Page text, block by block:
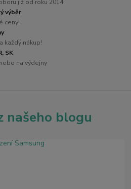
již od roku 2014!
výběr
ceny!
každý nákup!
SK
na výdejny
našeho blogu